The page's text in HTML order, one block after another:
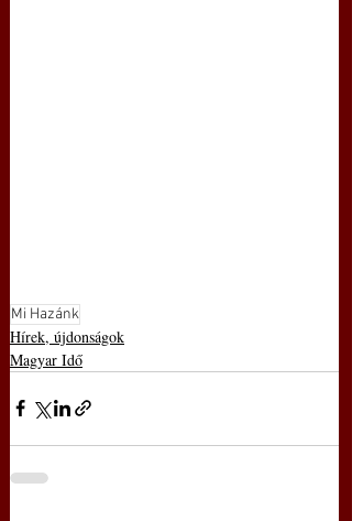
Mi Hazánk
Hírek, újdonságok
Magyar Idő